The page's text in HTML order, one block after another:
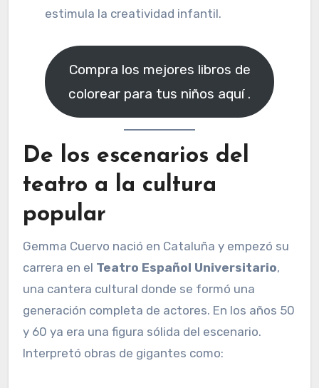
estimula la creatividad infantil.
Compra los mejores libros de
colorear para tus niños aquí .
De los escenarios del
teatro a la cultura
popular
Gemma Cuervo nació en Cataluña y empezó su
carrera en el Teatro Español Universitario,
una cantera cultural donde se formó una
generación completa de actores. En los años 50
y 60 ya era una figura sólida del escenario.
Interpretó obras de gigantes como: